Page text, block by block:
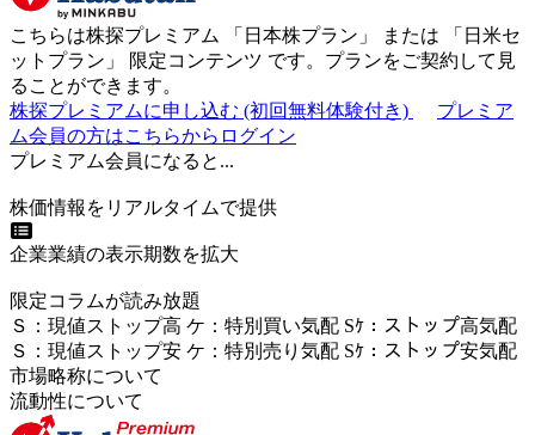
こちらは株探プレミアム 「 日本株プラン 」 または 「 日米セ
ットプラン 」 限定コンテンツ です。プランをご契約して見
ることができます。
株探プレミアムに申し込む (初回無料体験付き)
プレミア
ム会員の方はこちらからログイン
プレミアム会員になると...
株価情報をリアルタイムで提供
企業業績の表示期数を拡大
限定コラムが読み放題
Ｓ ： 現値ストップ高 ケ ： 特別買い気配 Sｹ ： ストップ高気配
Ｓ ： 現値ストップ安 ケ ： 特別売 り 気配 Sｹ ： ストップ安気配
市場略称について
流動性について